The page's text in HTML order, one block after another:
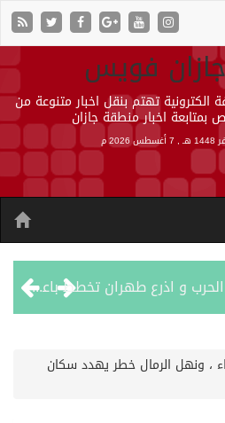
فويس
تهتم بنقل اخبار متنوعة من
بمتابعة اخبار منطقة جازان
7 أغسطس 2026 م
جماعة الحوثي تعلن الحرب و اذرع طهران تخطط باعمال ارهابية واسعة تطال دول الشرق الاوسط
، ونهل الرمال خطر يهدد سكان